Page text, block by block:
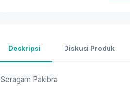
Deskripsi Diskusi Produk
Seragam Pakibra